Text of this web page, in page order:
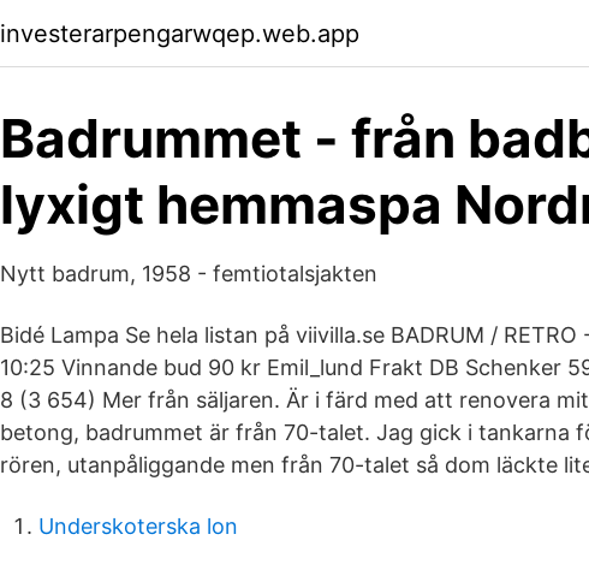
investerarpengarwqep.web.app
Badrummet - från
lyxigt hemmaspa
Nytt badrum, 1958 - femtiotalsjakten
Bidé Lampa Se hela listan på viivilla.se BADRUM / RETRO
10:25 Vinnande bud 90 kr Emil_lund Frakt DB Schenker
8 (3 654) Mer från säljaren. Är i färd med att renovera
betong, badrummet är från 70-talet. Jag gick i tankarna
rören, utanpåliggande men från 70-talet så dom läckte
Underskoterska lon